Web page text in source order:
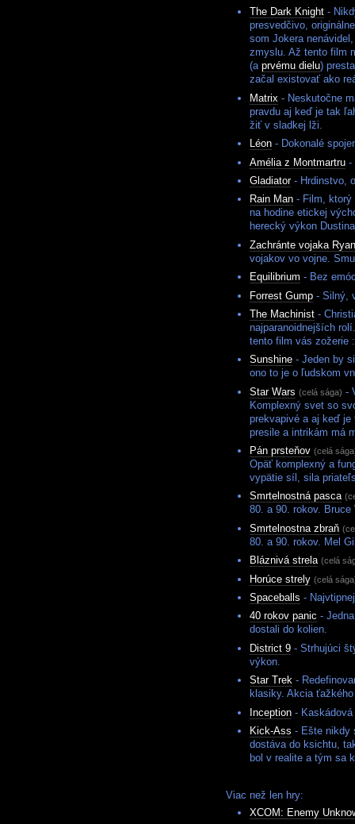
The Dark Knight-
presvedčivo,
som Jokera
zmyslu. Až tento film
(a prvému dielu)
začal existovať ako
Matrix - Neskutočne
pravdu aj keď je tak
žiť v sladkej lži.
Léon- Dokonalé
Amélia z Montmartru-
Gladiator- Hrdinstvo,
Rain Man- Film, ktorý
na hodine etickej
herecký výkon
Zachránte vojaka
vojakov vo vojne.
Equilibrium - Bez
Forrest Gump- Silný,
The Machinist-
najparanoidnejších
tento film vás zožerie
Sunshine- Jeden by
ono to je o ľudskom
Star Wars (celá sága) -
Komplexný svet so
prekvapivé a aj keď
presile a intrikám má
Pán prsteňov (celá
Opäť komplexný a
vypätie síl, sila
Smrtelnostná pasca
80. a 90. rokov. Bruce
Smrtelnostna zbraň
80. a 90. rokov. Mel
Bláznivá strela (celá
Horúce strely (celá
Spaceballs -
40 rokov panic -
dostali do kolien.
District 9- Strhujúci
výkon.
Star Trek-
klasiky. Akcia
Inception- Kaskádová
Kick-Ass - Ešte nikdy
dostáva do ksichtu,
bol v realite a tým sa
Viac než len hry:
XCOM: Enemy